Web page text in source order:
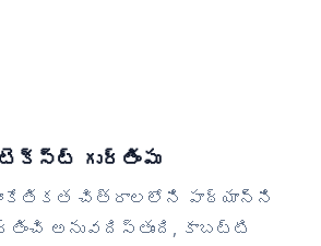
గుర్తింపు
సాంకేతికత చిత్రాలలోని పాఠ్యాన్ని
అనువదిస్తుంది, కాబట్టి